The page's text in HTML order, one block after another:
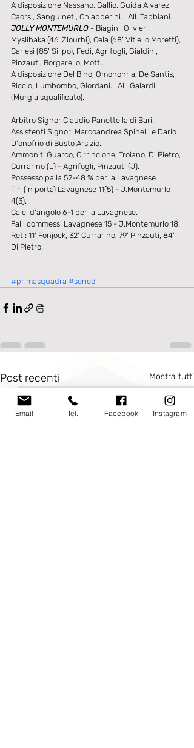
A disposizione Nassano, Gallio, Guida Alvarez,
Caorsi, Sanguineti, Chiapperini.   All. Tabbiani.
JOLLY MONTEMURLO - Biagini, Olivieri,
Myslihaka (46' Zlourhi), Cela (68' Vitiello Moretti),
Carlesi (85' Silipo), Fedi, Agrifogli, Gialdini,
Pinzauti, Borgarello, Motti.
A disposizione Del Bino, Omohonria, De Santis,
Riccio, Lumbombo, Giordani.   All. Galardi
(Murgia squalificato).
Arbitro Signor Claudio Panettella di Bari.
Assistenti Signori Marcoandrea Spinelli e Dario
D'onofrio di Busto Arsizio.
Ammoniti Guarco, Cirrincione, Troiano, Di Pietro,
Currarino (L) - Agrifogli, Pinzauti (J).
Possesso palla 52-48 % per la Lavagnese.
Tiri (in porta) Lavagnese 11(5) - J.Montemurlo
4(3).
Calci d'angolo 6-1 per la Lavagnese.
Falli commessi Lavagnese 15 - J.Montemurlo 18.
Reti: 11' Fonjock, 32' Currarino, 79' Pinzauti, 84'
Di Pietro.
#primasquadra #seried
Post recenti Mostra tutti
Email Tel. Facebook Instagram